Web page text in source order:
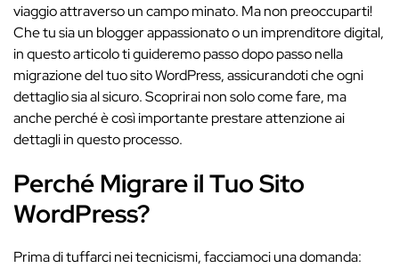
viaggio attraverso un campo minato. Ma non preoccuparti!
Che tu sia un blogger appassionato o un imprenditore digital,
in questo articolo ti guideremo passo dopo passo nella
migrazione del tuo sito WordPress, assicurandoti che ogni
dettaglio sia al sicuro. Scoprirai non solo come fare, ma
anche perché è così importante prestare attenzione ai
dettagli in questo processo.
Perché Migrare il Tuo Sito
WordPress?
Prima di tuffarci nei tecnicismi, facciamoci una domanda: